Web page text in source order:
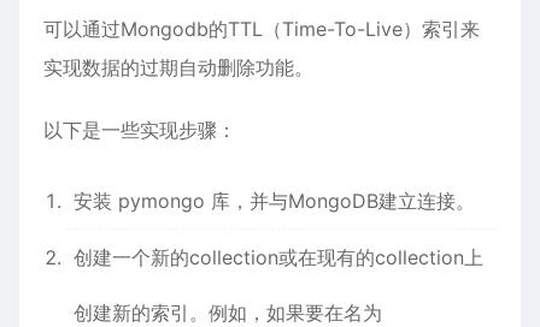
可以通过Mongodb的TTL（Time-To-Live）索引来
实现数据的过期自动删除功能。
以下是一些实现步骤：
安装 pymongo 库，并与MongoDB建立连接。
创建一个新的collection或在现有的collection上
创建新的索引。例如，如果要在名为